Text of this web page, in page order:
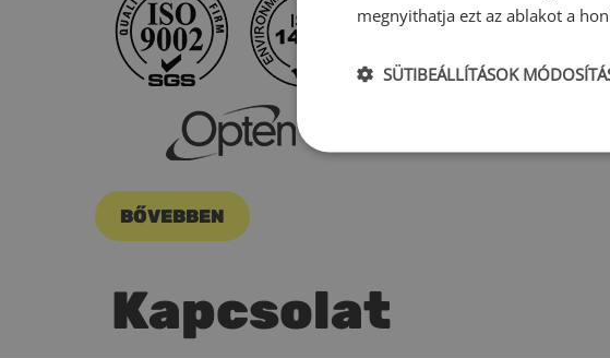
BŐVEBBEN
Kapcsolat
megnyithatja ezt az ablakot a
SÜTIBEÁLLÍTÁSOK